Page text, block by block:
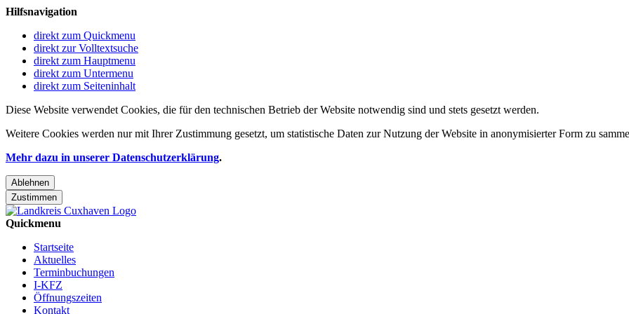
Hilfsnavigation
direkt zum Quickmenu
direkt zur Volltextsuche
direkt zum Hauptmenu
direkt zum Untermenu
direkt zum Seiteninhalt
Diese Website verwendet Cookies, die für den technischen Betrieb der Website notwendig sind und stets gesetzt werden.
Weitere Cookies werden nur mit Ihrer Zustimmung gesetzt, um statistische Daten zur Nutzung der Website in anonymisierter Form zu
Mehr dazu in unserer Datenschutzerklärung.
Ablehnen
Zustimmen
Quickmenu
Startseite
Aktuelles
Terminbuchungen
I-KFZ
Öffnungszeiten
Kontakt